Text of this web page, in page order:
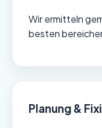
Wir ermitteln
besten
Planung &